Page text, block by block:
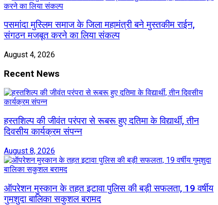
पसमांदा मुस्लिम समाज के जिला महामंत्री बने मुस्तकीम राईन,
संगठन मजबूत करने का लिया संकल्प
August 4, 2026
Recent News
हस्तशिल्प की जीवंत परंपरा से रूबरू हुए दतिमा के विद्यार्थी, तीन
दिवसीय कार्यक्रम संपन्न
August 8, 2026
ऑपरेशन मुस्कान के तहत इटावा पुलिस की बड़ी सफलता, 19 वर्षीय
गुमशुदा बालिका सकुशल बरामद